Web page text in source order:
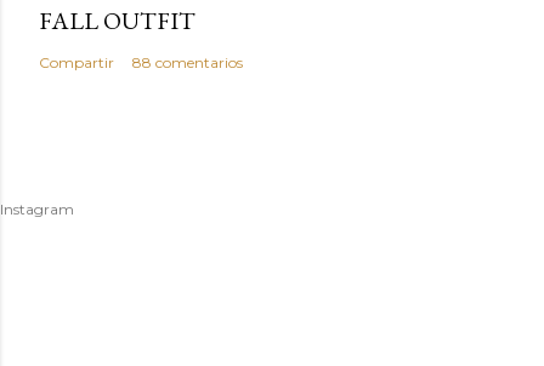
FALL OUTFIT
Compartir 88 comentarios
Instagram